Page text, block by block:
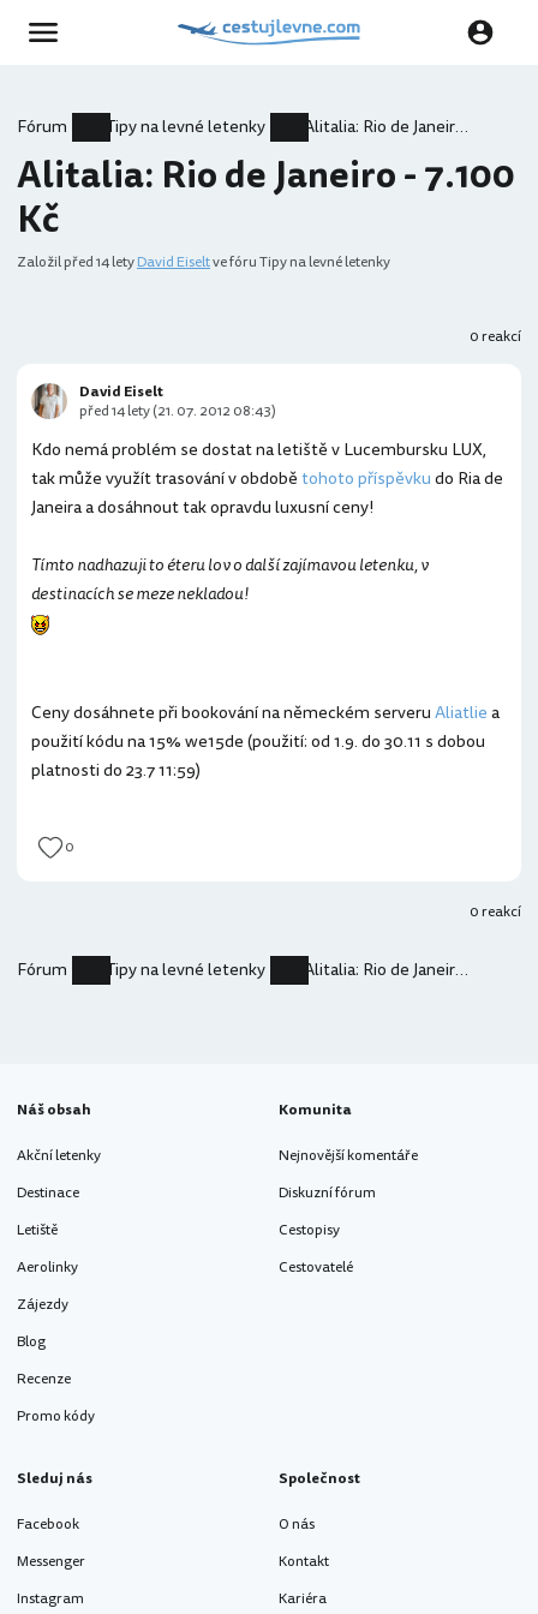
Fórum Tipy na levné letenky Alitalia: Rio de Janeiro - 7.100 Kč
Alitalia: Rio de Janeiro - 7.100
Kč
Založilpřed 14 letyDavid Eiseltve fóru Tipy na levné letenky
0 reakcí
Kdo nemá problém se dostat na letiště v Lucembursku LUX,
tak může využít trasování v obdobětohoto příspěvkudo Ria de
Janeira a dosáhnout tak opravdu luxusní ceny!
Tímto nadhazuji to éteru lov o další zajímavou letenku, v
destinacích se meze nekladou!
Ceny dosáhnete při bookování na německém serveruAliatliea
použití kódu na 15% we15de (použití: od 1.9. do 30.11 s dobou
platnosti do 23.7 11:59)
0
David Eiselt
před 14 lety (21. 07. 2012 08:43)
0 reakcí
Fórum Tipy na levné letenky Alitalia: Rio de Janeiro - 7.100 Kč
Náš obsah
Akční letenky
Destinace
Letiště
Aerolinky
Zájezdy
Blog
Recenze
Promo kódy
Komunita
Nejnovější komentáře
Diskuzní fórum
Cestopisy
Cestovatelé
Sleduj nás
Facebook
Messenger
Instagram
Společnost
O nás
Kontakt
Kariéra